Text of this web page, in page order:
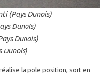
(Pays Dunois)
Dunois)
Dunois)
Dunois)
la pole position, sort en